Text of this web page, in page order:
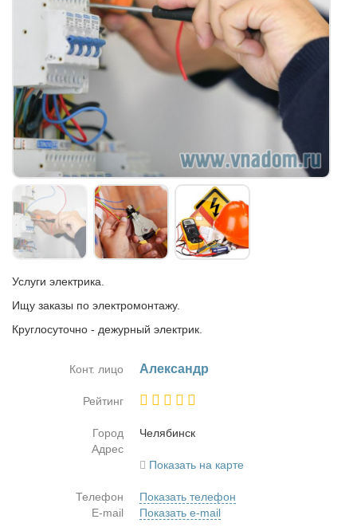
Услуги электрика.
Ищу заказы по электромонтажу.
Круглосуточно - дежурный электрик.
Конт. лицо Алек­сандр
Рейтинг
Город
Че­ля­бинск
Адрес
Показать на карте
Телефон
Показать телефон
E-mail
Показать e-mail